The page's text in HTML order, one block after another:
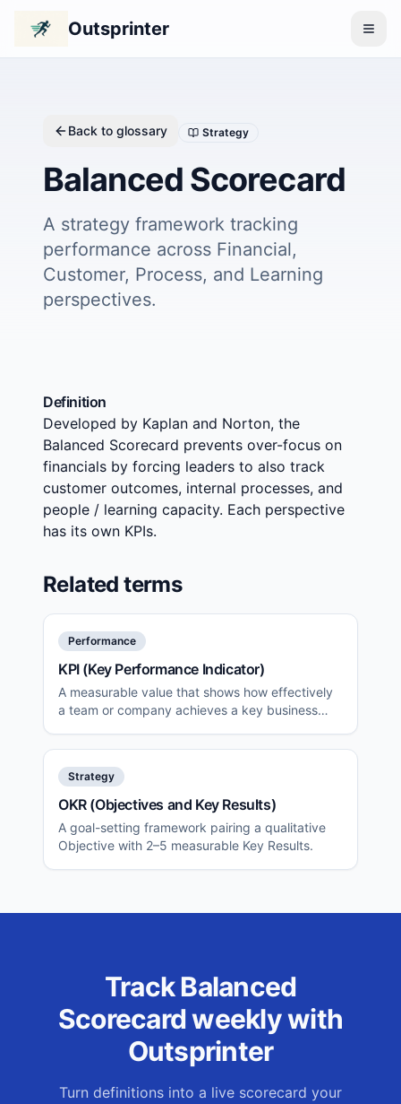
Outsprinter
Back to glossary Strategy
Balanced Scorecard
A strategy framework tracking
performance across Financial,
Customer, Process, and Learning
perspectives.
Definition
Developed by Kaplan and Norton, the
Balanced Scorecard prevents over-focus on
financials by forcing leaders to also track
customer outcomes, internal processes, and
people / learning capacity. Each perspective
has its own KPIs.
Related terms
Performance
KPI (Key Performance Indicator)
A measurable value that shows how effectively
a team or company achieves a key business
Strategy
OKR (Objectives and Key Results)
A goal-setting framework pairing a qualitative
Objective with 2–5 measurable Key Results.
TrackBalanced
Scorecardweekly with
Outsprinter
Turn definitions into a live scorecard your